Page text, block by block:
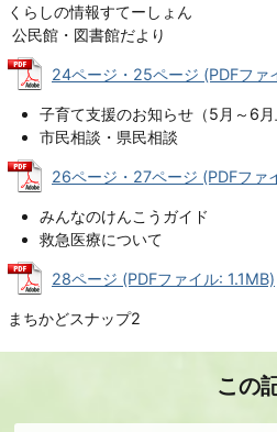
くらしの情報すてーしょん
公民館・図書館だより
24ページ・25ページ (PDFファ
子育て支援のお知らせ（5月～6
市民相談・県民相談
26ページ・27ページ (PDFファ
みんなのけんこうガイド
救急医療について
28ページ (PDFファイル: 1.1MB)
まちかどスナップ2
この